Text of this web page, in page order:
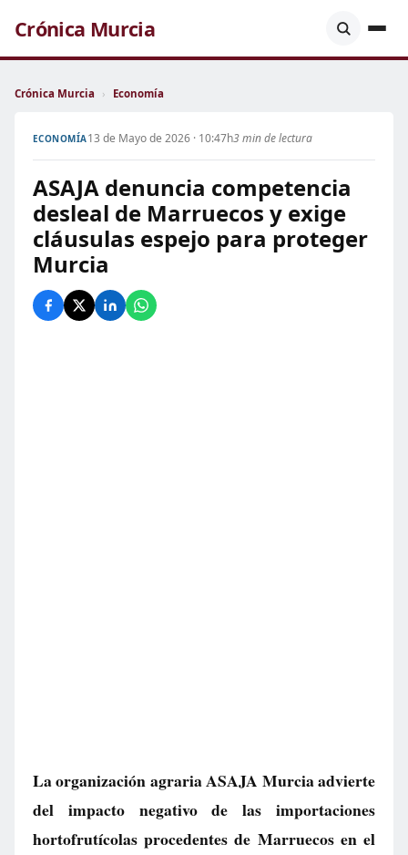
Crónica Murcia
Crónica Murcia › Economía
ECONOMÍA13 de Mayo de 2026 · 10:47h3 min de lectura
ASAJA denuncia competencia
desleal de Marruecos y exige
cláusulas espejo para proteger
Murcia
La organización agraria ASAJA Murcia advierte
del impacto negativo de las importaciones
hortofrutícolas procedentes de Marruecos en el